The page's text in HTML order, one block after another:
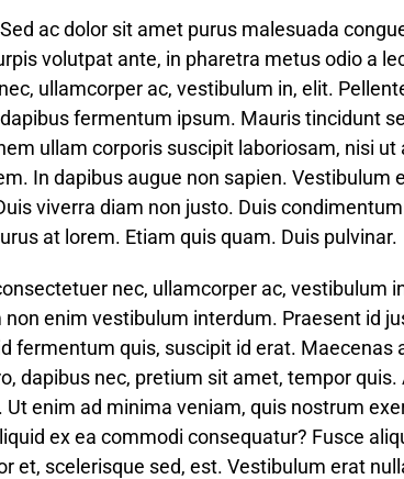
ac dolor sit amet purus malesuada
volutpat ante, in pharetra metus odio a
ullamcorper ac, vestibulum in, elit.
fermentum ipsum. Mauris tincidunt
ullam corporis suscipit laboriosam, nisi
In dapibus augue non sapien. Vestibulum
viverra diam non justo. Duis
at lorem. Etiam quis quam. Duis pulvinar.
nec, ullamcorper ac, vestibulum
enim vestibulum interdum. Praesent id
fermentum quis, suscipit id erat.
dapibus nec, pretium sit amet, tempor
Ut enim ad minima veniam, quis nostrum
ex ea commodi consequatur? Fusce
et, scelerisque sed, est. Vestibulum erat